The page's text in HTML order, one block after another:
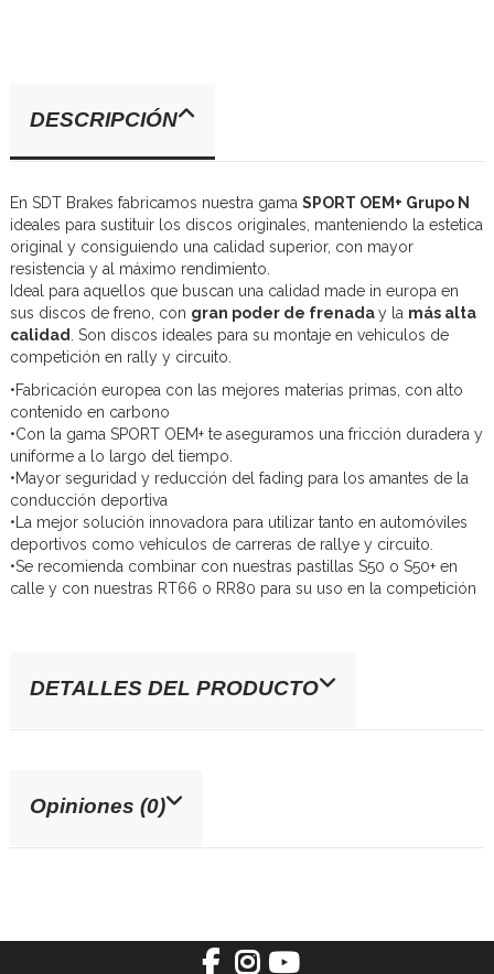
DESCRIPCIÓN
En SDT Brakes fabricamos nuestra gama SPORT OEM+ Grupo N
ideales para sustituir los discos originales, manteniendo la estetica
original y consiguiendo una calidad superior, con mayor
resistencia y al máximo rendimiento.
Ideal para aquellos que buscan una calidad made in europa en
sus discos de freno, con gran poder de frenaday la más alta
calidad. Son discos ideales para su montaje en vehiculos de
competición en rally y circuito.
•Fabricación europea con las mejores materias primas, con alto
contenido en carbono
•Con la gama SPORT OEM+ te aseguramos una fricción duradera y
uniforme a lo largo del tiempo.
•Mayor seguridad y reducción del fading para los amantes de la
conducción deportiva
•La mejor solución innovadora para utilizar tanto en automóviles
deportivos como vehículos de carreras de rallye y circuito.
•Se recomienda combinar con nuestras pastillas S50 o S50+ en
calle y con nuestras RT66 o RR80 para su uso en la competición
DETALLES DEL PRODUCTO
Opiniones (0)